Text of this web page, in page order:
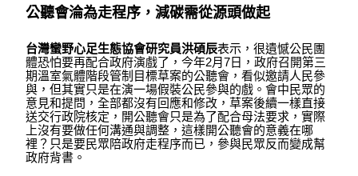
公聽會淪為走程序，減碳需從源頭做起
台灣蠻野心足生態協會研究員洪碩辰表示，很遺憾公民團
體恐怕要再配合政府演戲了，今年2月7日，政府召開第三
期溫室氣體階段管制目標草案的公聽會，看似邀請人民參
與，但其實只是在演一場假裝公民參與的戲。會中民眾的
意見和提問，全部都沒有回應和修改，草案後續一樣直接
送交行政院核定，開公聽會只是為了配合母法要求，實際
上沒有要做任何溝通與調整，這樣開公聽會的意義在哪
裡？只是要民眾陪政府走程序而已，參與民眾反而變成幫
政府背書。